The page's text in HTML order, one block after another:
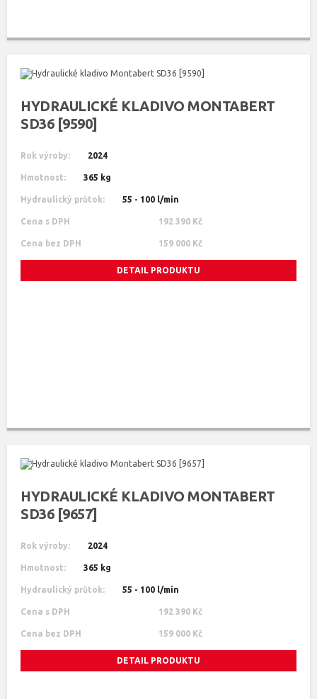
HYDRAULICKÉ KLADIVO MONTABERT
SD36 [9590]
Rok výroby: 2024
Hmotnost: 365 kg
Hydraulický průtok: 55 - 100 l/min
Cena s DPH 192 390 Kč
Cena bez DPH 159 000 Kč
DETAIL PRODUKTU
HYDRAULICKÉ KLADIVO MONTABERT
SD36 [9657]
Rok výroby: 2024
Hmotnost: 365 kg
Hydraulický průtok: 55 - 100 l/min
Cena s DPH 192 390 Kč
Cena bez DPH 159 000 Kč
DETAIL PRODUKTU